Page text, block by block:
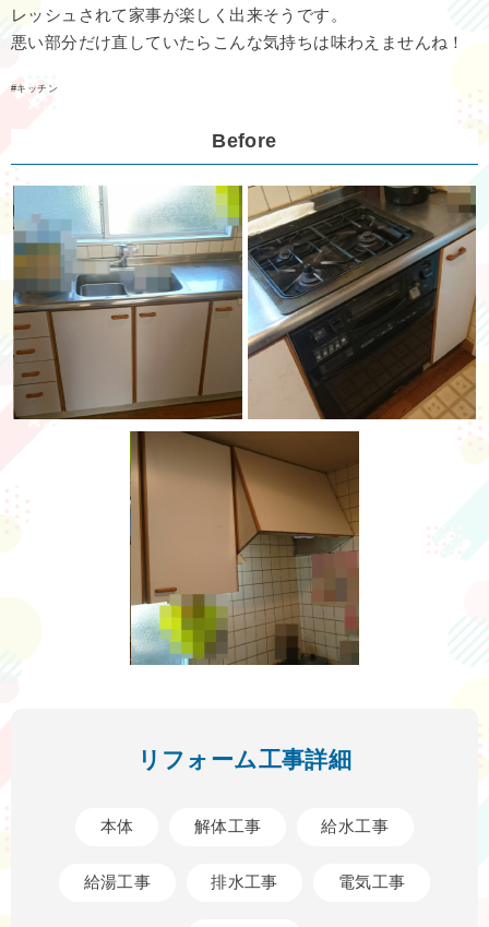
レッシュされて家事が楽しく出来そうです。
悪い部分だけ直していたらこんな気持ちは味わえませんね！
キッチン
Before
リフォーム工事詳細
本体 解体工事 給水工事
給湯工事 排水工事 電気工事